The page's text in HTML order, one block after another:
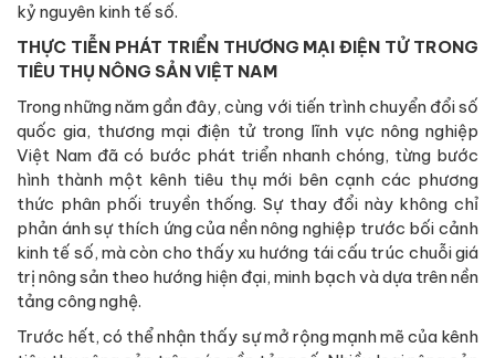
kỷ nguyên kinh tế số.
THỰC TIỄN PHÁT TRIỂN THƯƠNG MẠI ĐIỆN TỬ TRONG
TIÊU THỤ NÔNG SẢN VIỆT NAM
Trong những năm gần đây, cùng với tiến trình chuyển đổi số
quốc gia, thương mại điện tử trong lĩnh vực nông nghiệp
Việt Nam đã có bước phát triển nhanh chóng, từng bước
hình thành một kênh tiêu thụ mới bên cạnh các phương
thức phân phối truyền thống. Sự thay đổi này không chỉ
phản ánh sự thích ứng của nền nông nghiệp trước bối cảnh
kinh tế số, mà còn cho thấy xu hướng tái cấu trúc chuỗi giá
trị nông sản theo hướng hiện đại, minh bạch và dựa trên nền
tảng công nghệ.
Trước hết, có thể nhận thấy sự mở rộng mạnh mẽ của kênh